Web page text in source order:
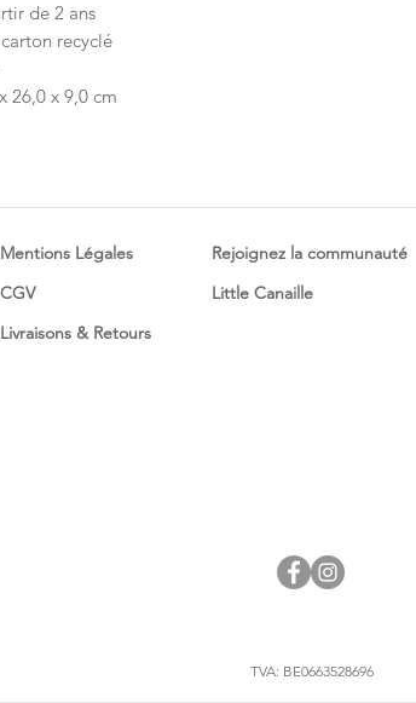
de 2 ans
recyclé
26,0 x 9,0 cm
Mentions Légales
CGV
Livraisons & Retours
Rejoignez la communauté
Little Canaille
TVA: BE0663528696